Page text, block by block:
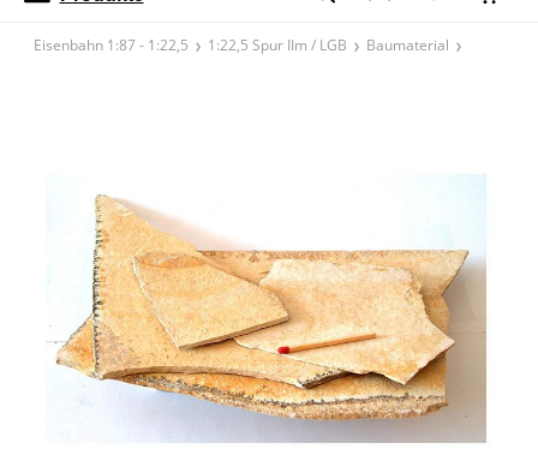
Eisenbahn 1:87 - 1:22,5 1:22,5 Spur IIm / LGB Baumaterial